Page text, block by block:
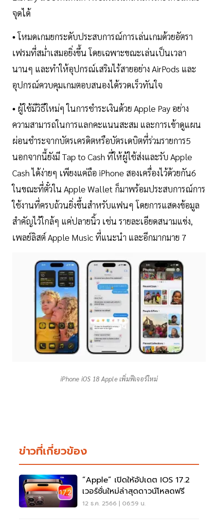
จุดได้
• โหมดเกมยกระดับประสบการณ์การเล่นเกมด้วยอัตรา
เฟรมที่สม่ำเสมอยิ่งขึ้น โดยเฉพาะขณะเล่นเป็นเวลา
นานๆ และทำให้อุปกรณ์เสริมไร้สายอย่าง AirPods และ
อุปกรณ์ควบคุมเกมตอบสนองได้รวดเร็วทันใจ
• ผู้ใช้มีวิธีใหม่ๆ ในการชำระเงินด้วย Apple Pay อย่าง
ความสามารถในการแลกคะแนนสะสม และการเข้าดูแผน
ผ่อนชำระจากบัตรเครดิตหรือบัตรเดบิตที่ร่วมรายการ5
นอกจากนี้ยังมี Tap to Cash ที่ให้ผู้ใช้ส่งและรับ Apple
Cash ได้ง่ายๆ เพียงแค่ถือ iPhone สองเครื่องไว้ด้วยกัน6
ในขณะที่ตั๋วใน Apple Wallet ก็มาพร้อมประสบการณ์การ
ใช้งานที่ครบถ้วนยิ่งขึ้นสำหรับแฟนๆ โดยการแสดงข้อมูล
สำคัญไว้ใกล้ๆ แค่ปลายนิ้ว เช่น รายละเอียดสนามแข่ง,
เพลย์ลิสต์ Apple Music ที่แนะนำ และอีกมากมาย 7
iPhone iOS 18 Apple เพิ่มฟีเจอร์ใหม่
ข่าวที่เกี่ยวข้อง
“Apple” เปิดให้อัปเดต IOS 17.2
เวอร์ชั่นใหม่ล่าสุดดาวน์โหลดฟรี
12 ธ.ค. 2566 | 06:59 น.